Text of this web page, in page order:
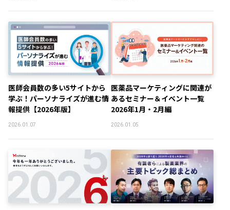
医師会員数の多い5サイトから
学ぶ！パーソナライズが進む情
報提供【2026年版】
2026.01.07
医薬品マーケティングに関連が
あるセミナー＆イベント一覧
2026年1月・2月編
2026.01.05